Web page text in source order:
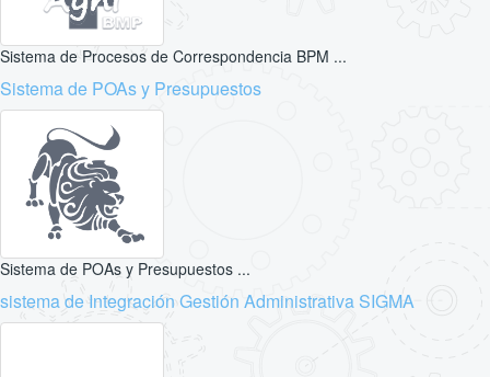
Sistema de Procesos de Correspondencia BPM ...
Sistema de POAs y Presupuestos
Sistema de POAs y Presupuestos ...
sistema de Integración Gestión Administrativa SIGMA